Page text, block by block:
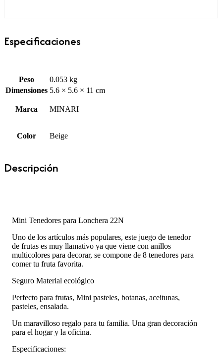
Especificaciones
Peso
0.053 kg
Dimensiones 5.6 × 5.6 × 11 cm
Marca MINARI
Color Beige
Descripción
Mini Tenedores para Lonchera 22N
Uno de los artículos más populares, este juego de tenedor
de frutas es muy llamativo ya que viene con anillos
multicolores para decorar, se compone de 8 tenedores para
comer tu fruta favorita.
Seguro Material ecológico
Perfecto para frutas, Mini pasteles, botanas, aceitunas,
pasteles, ensalada.
Un maravilloso regalo para tu familia. Una gran decoración
para el hogar y la oficina.
Especificaciones: